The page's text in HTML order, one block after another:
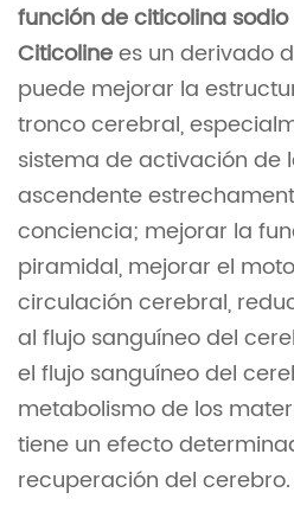
función de citicolina sodio
Citicolinees un derivado
puede mejorar la
tronco cerebral,
sistema de activación de
ascendente
conciencia; mejorar la
piramidal, mejorar el
circulación cerebral,
al flujo sanguíneo del
el flujo sanguíneo del
metabolismo de los
tiene un efecto
recuperación del cerebro.